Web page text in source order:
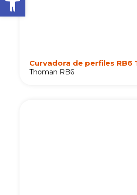
Curvadora de perfiles RB6
Thoman RB6